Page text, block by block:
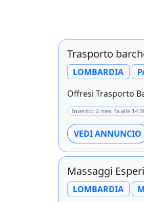
Trasporto
LOMBARDIA
Offresi Trasporto
Inserito: 2 mesi fa alle
VEDI ANNUNCIO
Massaggi
LOMBARDIA